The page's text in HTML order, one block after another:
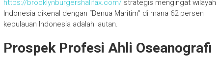
https://brooklynburgershalifax.com/strategis mengingat wilayah
Indonesia dikenal dengan “Benua Maritim” di mana 62 persen
kepulauan Indonesia adalah lautan.
Prospek Profesi Ahli Oseanografi